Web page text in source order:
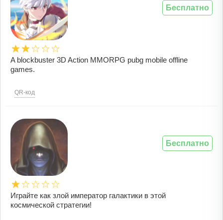
A blockbuster 3D Action MMORPG pubg mobile offline
games.
QR-код
Бесплатно
Играйте как злой император галактики в этой
космической стратегии!
Бесплатно